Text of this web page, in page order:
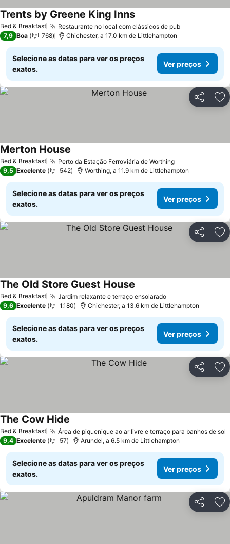
Bed & Breakfast Restaurante no local com clássicos de pubVer preços
Trents by Greene King InnsVer preços
7,9 Boa 768 Chichester, a 17.0 km de Littlehampton
Selecione as datas para ver os preços
exatos.
Ver preços
Partilhar
Bed & Breakfast Perto da Estação Ferroviária de WorthingVer preços
Merton House
9,5 Excelente 542 Worthing, a 11.9 km de Littlehampton
Selecione as datas para ver os preços
exatos.
Ver preços
Partilhar
Bed & Breakfast Jardim relaxante e terraço ensolaradoVer preços
The Old Store Guest House
9,6 Excelente 1.180 Chichester, a 13.6 km de Littlehampton
Selecione as datas para ver os preços
exatos.
Ver preços
Partilhar
Bed & Breakfast Área de piquenique ao ar livre e terraço para banhos de sol
The Cow Hide
9,4 Excelente 57 Arundel, a 6.5 km de Littlehampton
Selecione as datas para ver os preços
exatos.
Ver preços
Partilhar